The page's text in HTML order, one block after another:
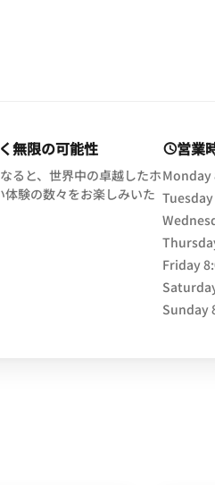
無限の可能性
と、世界中の卓越したホ
験の数々をお楽しみいた
営業
Monday
Tuesday
Friday
Sunday